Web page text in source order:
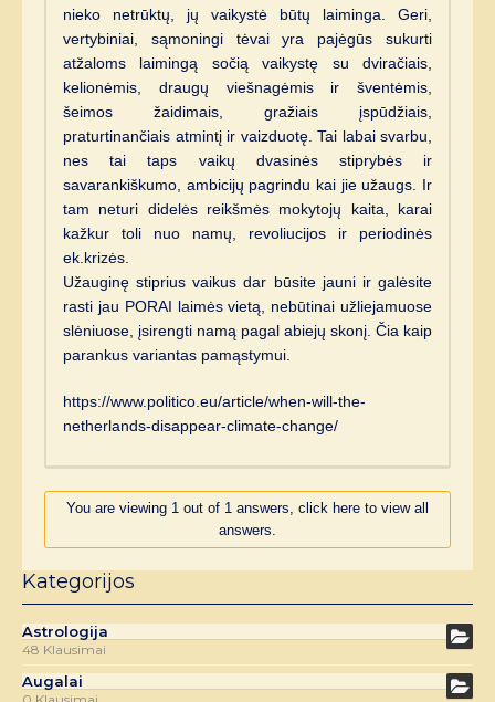
nieko netrūktų, jų vaikystė būtų laiminga. Geri,
vertybiniai, sąmoningi tėvai yra pajėgūs sukurti
atžaloms laimingą sočią vaikystę su dviračiais,
kelionėmis, draugų viešnagėmis ir šventėmis,
šeimos žaidimais, gražiais įspūdžiais,
praturtinančiais atmintį ir vaizduotę. Tai labai svarbu,
nes tai taps vaikų dvasinės stiprybės ir
savarankiškumo, ambicijų pagrindu kai jie užaugs. Ir
tam neturi didelės reikšmės mokytojų kaita, karai
kažkur toli nuo namų, revoliucijos ir periodinės
ek.krizės.
Užauginę stiprius vaikus dar būsite jauni ir galėsite
rasti jau PORAI laimės vietą, nebūtinai užliejamuose
slėniuose, įsirengti namą pagal abiejų skonį. Čia kaip
parankus variantas pamąstymui.
https://www.politico.eu/article/when-will-the-
netherlands-disappear-climate-change/
You are viewing 1 out of 1 answers, click here to view all
answers.
Kategorijos
Astrologija
48 Klausimai
Augalai